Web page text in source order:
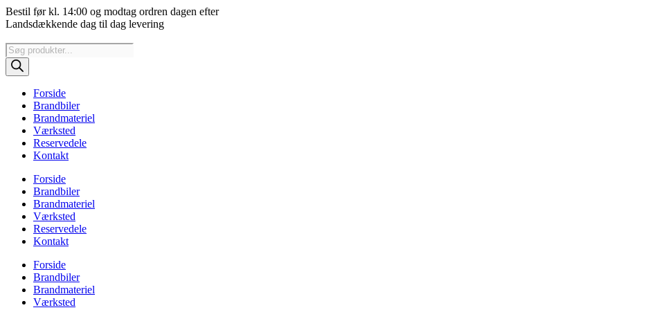
Videre
til
Bestil før kl. 14:00 og modtag ordren dagen efter
Landsdækkende dag til dag levering
Products
search
Forside
Brandbiler
Brandmateriel
Værksted
Reservedele
Kontakt
Forside
Brandbiler
Brandmateriel
Værksted
Reservedele
Kontakt
Forside
Brandbiler
Brandmateriel
Værksted